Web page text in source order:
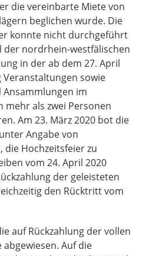
die vereinbarte Miete von
beglichen wurde. Die
konnte nicht durchgeführt
der nordrhein-westfälischen
in der ab dem 27. April
Veranstaltungen sowie
im
mehr als zwei Personen
Am 23. März 2020 bot die
Angabe von
Hochzeitsfeier zu
vom 24. April 2020
der geleisteten
den Rücktritt vom
auf Rückzahlung der vollen
Auf die